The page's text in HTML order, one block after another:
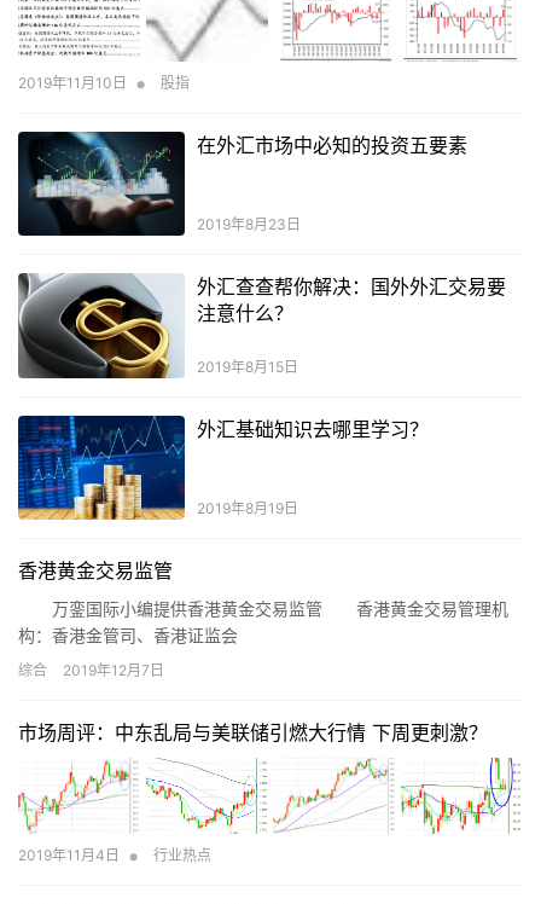
2019年11月10日 • 股指
在外汇市场中必知的投资五要素
2019年8月23日
外汇查查帮你解决：国外外汇交易要
注意什么？
2019年8月15日
外汇基础知识去哪里学习？
2019年8月19日
香港黄金交易监管
万銮国际小编提供香港黄金交易监管 香港黄金交易管理机
构：香港金管司、香港证监会
综合 2019年12月7日
市场周评：中东乱局与美联储引燃大行情 下周更刺激？
2019年11月4日 • 行业热点